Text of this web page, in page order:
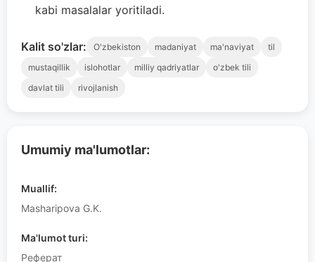
Umumiy ma'lumotlar:
Muallif:
Masharipova G.K.
Ma'lumot turi:
Реферат
kabi masalalar yoritiladi.
Kalit so'zlar: O'zbekiston madaniyat ma'naviyat
til
mustaqillik
islohotlar milliy qadriyatlar
o'zbek tili
davlat tili
rivojlanish